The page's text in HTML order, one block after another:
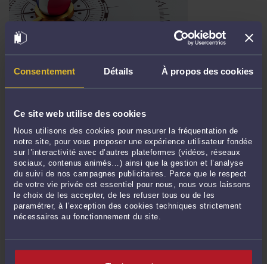
Consentement Détails À propos des cookies
Ce site web utilise des cookies
Nous utilisons des cookies pour mesurer la fréquentation de
notre site, pour vous proposer une expérience utilisateur fondée
sur l’interactivité avec d’autres plateformes (vidéos, réseaux
sociaux, contenus animés…) ainsi que la gestion et l’analyse
du suivi de nos campagnes publicitaires. Parce que le respect
de votre vie privée est essentiel pour nous, nous vous laissons
le choix de les accepter, de les refuser tous ou de les
paramétrer, à l’exception des cookies techniques strictement
nécessaires au fonctionnement du site.
FRENCH ATTORNEY-AT-LAW ADVISING AND ASSISTING ENGLISH-
ParMarie Pierre CHAMPAULTle 29/10/2025
(FRANCE) French Attorney-at-Law advising and assisting English-Speaking
www.frenchlegaladvisors.com +33 (0)6 49 47 32 50 (Phone answered in French).
+33 (0)7 66 45 77 90 (Phone answered in English). English messages welcome by
email. ...Lire la suite >